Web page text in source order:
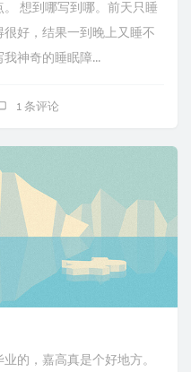
想到哪写到哪。前天只睡
好，结果一到晚上又睡不
神奇的睡眠障...
1 条评论
的，嘉高真是个好地方。